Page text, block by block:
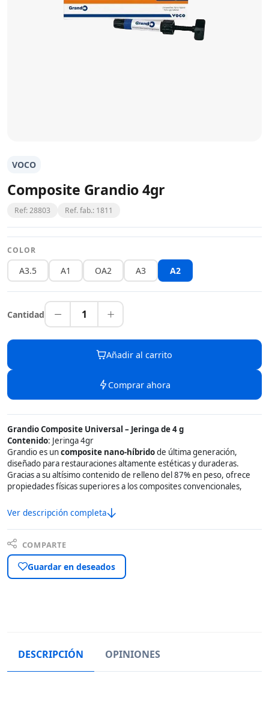
VOCO
Composite Grandio 4gr
Ref: 28803 Ref. fab.: 1811
COLOR
A3.5 A1 OA2 A3 A2
Cantidad 1
Añadir al carrito
Comprar ahora
Grandio Composite Universal – Jeringa de 4 g
Contenido: Jeringa 4gr
Grandio es uncomposite nano-híbridode última generación,
diseñado para restauraciones altamente estéticas y duraderas.
Gracias a su altísimo contenido de relleno del 87% en peso, ofrece
propiedades físicas superiores a los composites convencionales,
Ver descripción completa
COMPARTE
Guardar en deseados
DESCRIPCIÓN OPINIONES